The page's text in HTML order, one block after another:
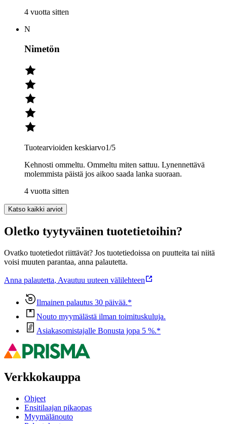
4 vuotta sitten
N
Nimetön
Tuotearvioiden keskiarvo1/5
Kehnosti ommeltu. Ommeltu miten sattuu. Lynennettävä
molemmista päistä jos aikoo saada lanka suoraan.
4 vuotta sitten
Katso kaikki arviot
Oletko tyytyväinen tuotetietoihin?
Ovatko tuotetiedot riittävät? Jos tuotetiedoissa on puutteita tai niitä
voisi muuten parantaa, anna palautetta.
Anna palautetta, Avautuu uuteen välilehteen
Ilmainen palautus 30 päivää.*
Nouto myymälästä ilman toimituskuluja.
Asiakasomistajalle Bonusta jopa 5 %.*
Verkkokauppa
Ohjeet
Ensitilaajan pikaopas
Myymälänouto